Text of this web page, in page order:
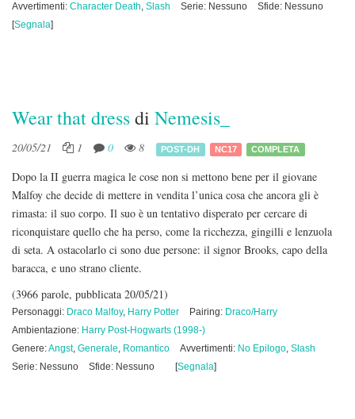
Avvertimenti: Character Death, Slash Serie: Nessuno
Sfide: Nessuno
[Segnala]
Wear that dressdi Nemesis_
20/05/21 1 0 8 POST-DH NC17 COMPLETA
Dopo la II guerra magica le cose non si mettono bene per il giovane
Malfoy che decide di mettere in vendita l’unica cosa che ancora gli è
rimasta: il suo corpo. Il suo è un tentativo disperato per cercare di
riconquistare quello che ha perso, come la ricchezza, gingilli e lenzuola
di seta. A ostacolarlo ci sono due persone: il signor Brooks, capo della
baracca, e uno strano cliente.
(3966 parole, pubblicata 20/05/21)
Personaggi: Draco Malfoy, Harry Potter Pairing: Draco/Harry
Ambientazione: Harry Post-Hogwarts (1998-)
Genere:Angst, Generale, Romantico Avvertimenti: No Epilogo, Slash
Serie: Nessuno
Sfide: Nessuno [Segnala]